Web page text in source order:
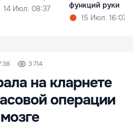
14 Июл. 08:37
функций руки
15 Июл. 16:07
3 714
на кларнете
операции